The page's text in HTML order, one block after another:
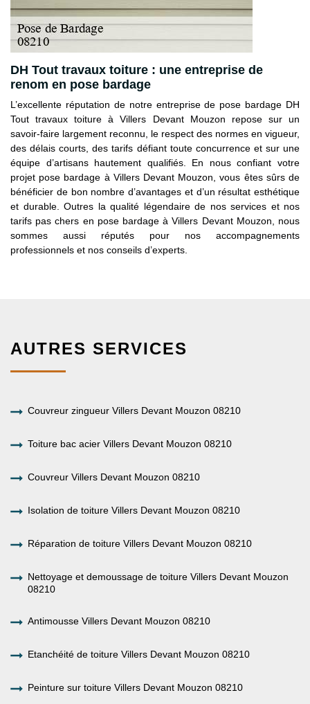
DH Tout travaux toiture : une entreprise de
renom en pose bardage
L’excellente réputation de notre entreprise de pose bardage DH
Tout travaux toiture à Villers Devant Mouzon repose sur un
savoir-faire largement reconnu, le respect des normes en vigueur,
des délais courts, des tarifs défiant toute concurrence et sur une
équipe d’artisans hautement qualifiés. En nous confiant votre
projet pose bardage à Villers Devant Mouzon, vous êtes sûrs de
bénéficier de bon nombre d’avantages et d’un résultat esthétique
et durable. Outres la qualité légendaire de nos services et nos
tarifs pas chers en pose bardage à Villers Devant Mouzon, nous
sommes aussi réputés pour nos accompagnements
professionnels et nos conseils d’experts.
AUTRES SERVICES
Couvreur zingueur Villers Devant Mouzon 08210
Toiture bac acier Villers Devant Mouzon 08210
Couvreur Villers Devant Mouzon 08210
Isolation de toiture Villers Devant Mouzon 08210
Réparation de toiture Villers Devant Mouzon 08210
Nettoyage et demoussage de toiture Villers Devant Mouzon
08210
Antimousse Villers Devant Mouzon 08210
Etanchéité de toiture Villers Devant Mouzon 08210
Peinture sur toiture Villers Devant Mouzon 08210